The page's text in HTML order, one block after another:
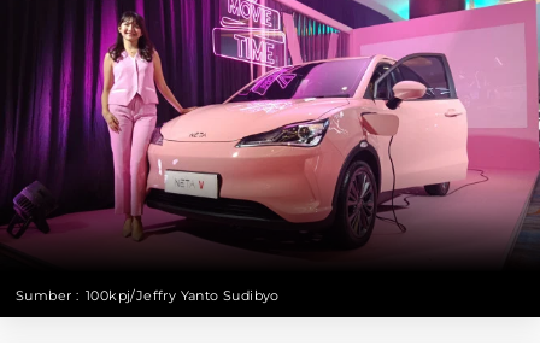
Sumber : 100kpj/Jeffry Yanto Sudibyo